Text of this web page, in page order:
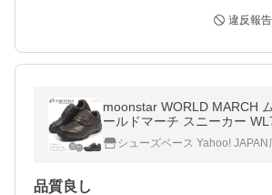
違反報告
moonstar WORLD MARCH
ールドマーチ スニーカー
ス シューズベース Yahoo! JAPAN
品質良し